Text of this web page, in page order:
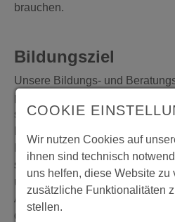
brauchen.
Bildungsziel
Unsere Bildungs- und
pädagogische Betreuung sind
seine Bedürfnisse sowie seine
Kund*innen, ihre persönlichen
sie mit dem Besuch der
umzusetzen. Im Zuge der
Arbeitsfähigkeit und der
den ersten oder zweiten
COOKIE
Wir nutzen Cookies auf
ihnen sind technisch
uns helfen, diese Website zu
zusätzliche Funktionalitäten
stellen.